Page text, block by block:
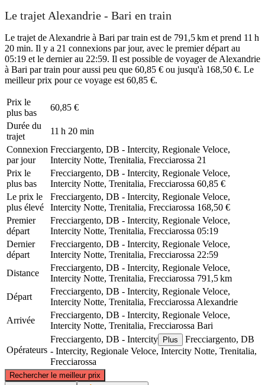
Le trajet Alexandrie - Bari en train
Le trajet de Alexandrie à Bari par train est de 791,5 km et prend 11 h
20 min. Il y a 21 connexions par jour, avec le premier départ au
05:19 et le dernier au 22:59. Il est possible de voyager de Alexandrie
à Bari par train pour aussi peu que 60,85 € ou jusqu'à 168,50 €. Le
meilleur prix pour ce voyage est 60,85 €.
Prix ​​le
plus bas
60,85 €
Durée du
trajet
11 h 20 min
Connexion
par jour
Frecciargento, DB - Intercity, Regionale Veloce,
Intercity Notte, Trenitalia, Frecciarossa 21
Prix ​​le
plus bas
Frecciargento, DB - Intercity, Regionale Veloce,
Intercity Notte, Trenitalia, Frecciarossa 60,85 €
Le prix le
plus élevé
Frecciargento, DB - Intercity, Regionale Veloce,
Intercity Notte, Trenitalia, Frecciarossa 168,50 €
Premier
départ
Frecciargento, DB - Intercity, Regionale Veloce,
Intercity Notte, Trenitalia, Frecciarossa 05:19
Dernier
départ
Frecciargento, DB - Intercity, Regionale Veloce,
Intercity Notte, Trenitalia, Frecciarossa 22:59
Distance
Frecciargento, DB - Intercity, Regionale Veloce,
Intercity Notte, Trenitalia, Frecciarossa 791,5 km
Départ
Frecciargento, DB - Intercity, Regionale Veloce,
Intercity Notte, Trenitalia, Frecciarossa Alexandrie
Arrivée
Frecciargento, DB - Intercity, Regionale Veloce,
Intercity Notte, Trenitalia, Frecciarossa Bari
Opérateurs
Frecciargento, DB - Intercity Plus
Frecciargento, DB
- Intercity, Regionale Veloce, Intercity Notte, Trenitalia,
Frecciarossa
Rechercher le meilleur prix